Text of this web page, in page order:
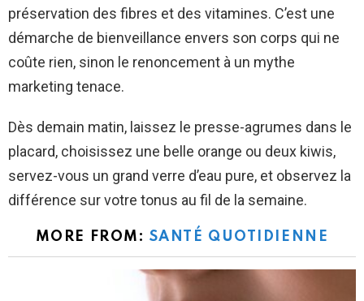
préservation des fibres et des vitamines. C’est une
démarche de bienveillance envers son corps qui ne
coûte rien, sinon le renoncement à un mythe
marketing tenace.
Dès demain matin, laissez le presse-agrumes dans le
placard, choisissez une belle orange ou deux kiwis,
servez-vous un grand verre d’eau pure, et observez la
différence sur votre tonus au fil de la semaine.
MORE FROM: SANTÉ QUOTIDIENNE